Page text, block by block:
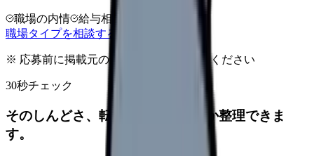
職場の内情 給与相場
職場タイプを相談する
※ 応募前に掲載元の最新情報を確認してください
30秒チェック
そのしんどさ、転職すべきサインか整理できま
す。